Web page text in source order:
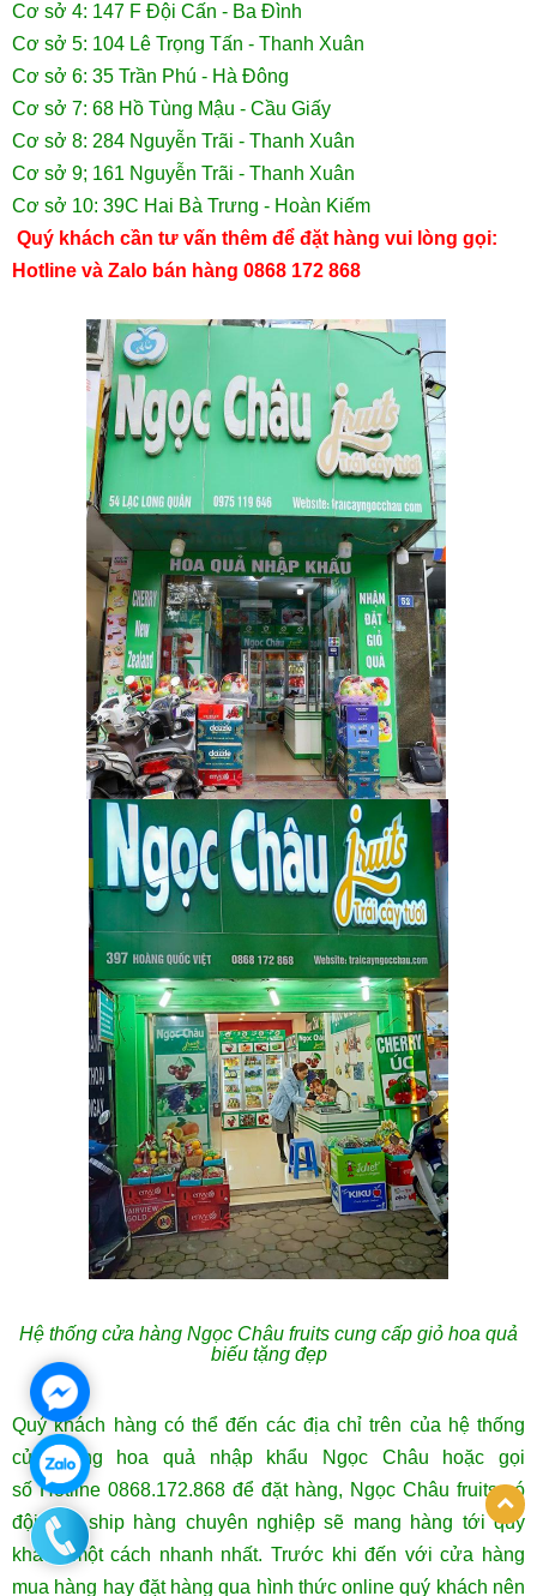
Cơ sở 4: 147 F Đội Cấn - Ba Đình
Cơ sở 5: 104 Lê Trọng Tấn - Thanh Xuân
Cơ sở 6: 35 Trần Phú - Hà Đông
Cơ sở 7: 68 Hồ Tùng Mậu - Cầu Giấy
Cơ sở 8: 284 Nguyễn Trãi - Thanh Xuân
Cơ sở 9; 161 Nguyễn Trãi - Thanh Xuân
Cơ sở 10: 39C Hai Bà Trưng - Hoàn Kiếm
Quý khách cần tư vấn thêm để đặt hàng vui lòng gọi:
Hotline và Zalo bán hàng 0868 172 868
Hệ thống cửa hàng Ngọc Châu fruits cung cấp giỏ hoa quả
biếu tặng đẹp
Quý khách hàng có thể đến các địa chỉ trên của hệ thống
cửa hàng hoa quả nhập khẩu Ngọc Châu hoặc gọi
số Hotline 0868.172.868 để đặt hàng, Ngọc Châu fruits có
đội ngũ ship hàng chuyên nghiệp sẽ mang hàng tới quý
khách một cách nhanh nhất. Trước khi đến với cửa hàng
mua hàng hay đặt hàng qua hình thức online quý khách nên